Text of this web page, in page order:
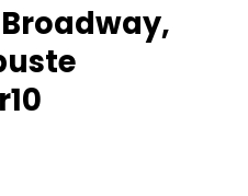
Broadway,